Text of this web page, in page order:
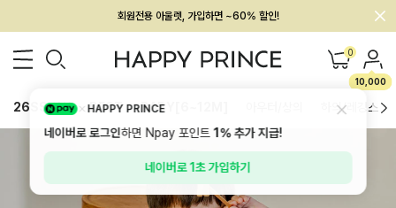
회원전용 아울렛, 가입하면 ~60% 할인!
멤버십 최대 28,000원 혜택 0
10,000
26SS 신상 BEST BABY[6~12M] 하의/레깅스
HAPPY PRINCE
네이버로 로그인하면 Npay 포인트1%추가 지급!
네이버로 1초 가입하기